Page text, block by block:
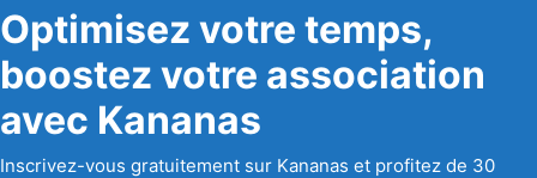
Optimisez votre temps,
boostez votre association
avec Kananas
Inscrivez-vous gratuitement sur Kananas et profitez de 30